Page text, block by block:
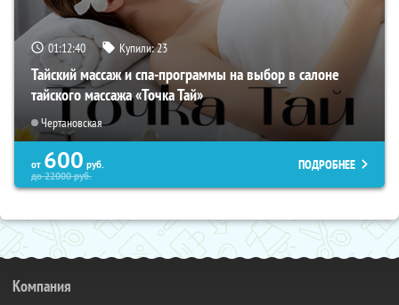
01:12:39 Купили:23
Тайский массаж и спа-программы на выбор в салоне
тайского массажа «Точка Тай»
Чертановская
от 600 руб.
до22000руб.
ПОДРОБНЕЕ
Компания